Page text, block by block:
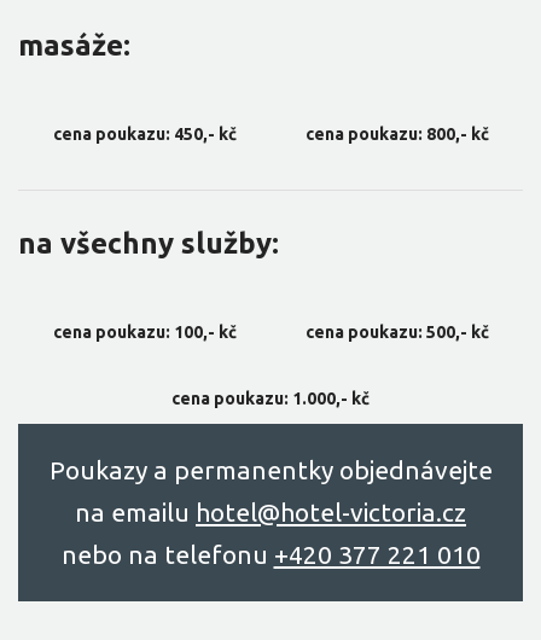
masáže:
cena poukazu: 450,- kč cena poukazu: 800,- kč
na všechny služby:
cena poukazu: 100,- kč cena poukazu: 500,- kč
cena poukazu: 1.000,- kč
Poukazy a permanentky objednávejte
na emailu hоtel@hоtel-victоriа.cz
nebo na telefonu +420 377 221 010